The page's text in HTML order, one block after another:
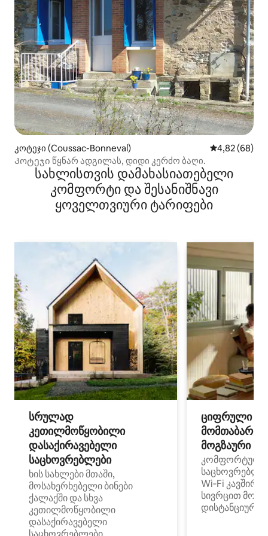
კოტეჯი (Coussac-Bonneval) საშუალო
4,82 (68)
Კოტეჯი წყნარ ადგილას, დიდი კერძო ბაღი.
სახლისთვის დამახასიათებელი
კომფორტი და შესანიშნავი
ყოველთვიური ტარიფები
სრულად
კეთილმოწყობილი
დასაქირავებელი
საცხოვრებლები
ხის სახლები მთაში,
მოსახერხებელი ბინები
ქალაქში და სხვა
კეთილმოწყობილი
დასაქირავებელი
ციფრული
მოგზაური
კომფორტული
Wi‑Fi
სივრცით
დისტანციური